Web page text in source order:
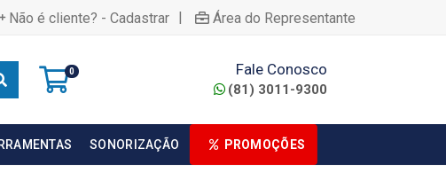
Não é cliente? - Cadastrar | Área do Representante
0 Fale Conosco
(81) 3011-9300
SONORIZAÇÃO PROMOÇÕES